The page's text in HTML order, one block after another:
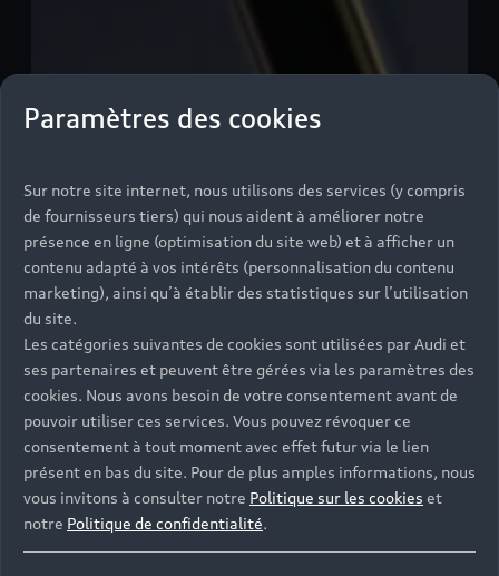
Paramètres des cookies
Sur notre site internet, nous utilisons des services (y compris
de fournisseurs tiers) qui nous aident à améliorer notre
présence en ligne (optimisation du site web) et à afficher un
contenu adapté à vos intérêts (personnalisation du contenu
marketing), ainsi qu’à établir des statistiques sur l’utilisation
du site.
Les catégories suivantes de cookies sont utilisées par Audi et
ses partenaires et peuvent être gérées via les paramètres des
cookies. Nous avons besoin de votre consentement avant de
pouvoir utiliser ces services. Vous pouvez révoquer ce
consentement à tout moment avec effet futur via le lien
présent en bas du site. Pour de plus amples informations, nous
vous invitons à consulter notre Politique sur les cookies et
notre Politique de confidentialité.